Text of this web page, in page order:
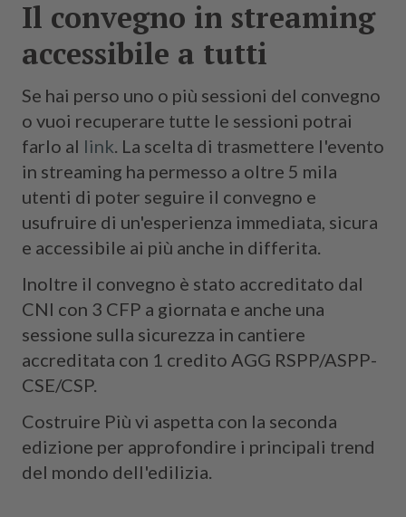
Il convegno in streaming
accessibile a tutti
Se hai perso uno o più sessioni del convegno
o vuoi recuperare tutte le sessioni potrai
farlo al link. La scelta di trasmettere l'evento
in streaming ha permesso a oltre 5 mila
utenti di poter seguire il convegno e
usufruire di un'esperienza immediata, sicura
e accessibile ai più anche in differita.
Inoltre il convegno è stato accreditato dal
CNI con 3 CFP a giornata e anche una
sessione sulla sicurezza in cantiere
accreditata con 1 credito AGG RSPP/ASPP-
CSE/CSP.
Costruire Più vi aspetta con la seconda
edizione per approfondire i principali trend
del mondo dell'edilizia.